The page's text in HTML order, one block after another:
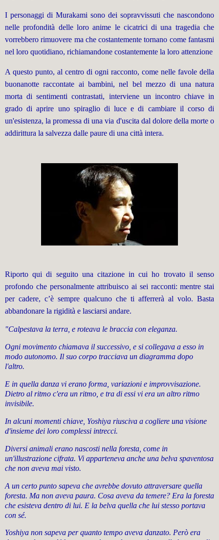
I personaggi di Murakami sono dei sopravvissuti che nascondono
nelle profondità delle loro anime le cicatrici di una tragedia che
vorrebbero rimuovere ma che costantemente tornano come fantasmi
nel loro quotidiano, richiamandone costantemente la loro attenzione
A questo punto, al centro di ogni racconto, come nelle favole della
buonanotte raccontate ai bambini, nel bel mezzo di una natura
morta di sentimenti contrastati, interviene un incontro chiave in
grado di aprire uno spiraglio di luce e di cambiare il corso di
un'esistenza, la promessa di una via d'uscita dal dolore della morte o
addirittura la salvezza dalle paure di una città intera.
Riporto qui di seguito una citazione in cui ho trovato il senso
profondo che personalmente attribuisco ai sei racconti: mentre stai
per cadere, c’è sempre qualcuno che ti afferrerà al volo. Basta
abbandonare la rigidità e lasciarsi andare.
"Calpestava la terra, e roteava le braccia con eleganza.
Ogni movimento chiamava il successivo, e si collegava a esso in
modo autonomo. Il suo corpo tracciava un diagramma dopo
l'altro.
E in quella danza vi erano forma, variazioni e improvvisazione.
Dietro al ritmo c'era un ritmo, e tra di essi vi era un altro ritmo
invisibile.
In alcuni momenti chiave, Yoshiya riusciva a cogliere una visione
d'insieme dei loro complessi intrecci.
Diversi animali erano nascosti nella foresta, come in
un'illustrazione cifrata. Vi apparteneva anche una belva spaventosa
che non aveva mai visto.
A un certo punto sapeva che avrebbe dovuto attraversare quella
foresta. Ma non aveva paura. Cosa aveva da temere? Era la foresta
che esisteva dentro di lui. E la belva quella che lui stesso portava
con sé.
Yoshiya non sapeva per quanto tempo aveva danzato. Però era